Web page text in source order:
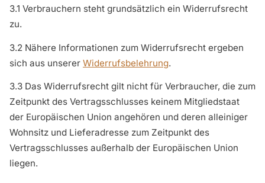
3.1 Verbrauchern steht grundsätzlich ein Widerrufsrecht
zu.
3.2 Nähere Informationen zum Widerrufsrecht ergeben
sich aus unserer Widerrufsbelehrung.
3.3 Das Widerrufsrecht gilt nicht für Verbraucher, die zum
Zeitpunkt des Vertragsschlusses keinem Mitgliedstaat
der Europäischen Union angehören und deren alleiniger
Wohnsitz und Lieferadresse zum Zeitpunkt des
Vertragsschlusses außerhalb der Europäischen Union
liegen.